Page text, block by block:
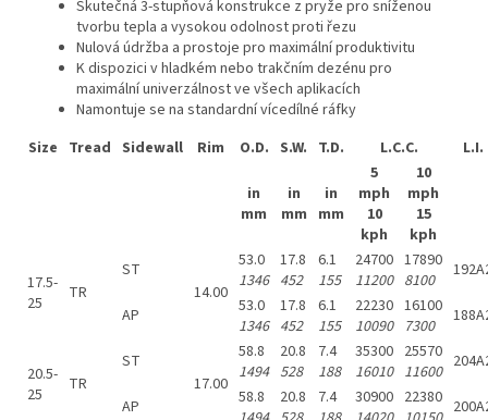
Skutečná 3-stupňová konstrukce z pryže pro sníženou
tvorbu tepla a vysokou odolnost proti řezu
Nulová údržba a prostoje pro maximální produktivitu
K dispozici v hladkém nebo trakčním dezénu pro
maximální univerzálnost ve všech aplikacích
Namontuje se na standardní vícedílné ráfky
Size Tread Sidewall Rim O.D. S.W. T.D. L.C.C. L.I.
in
mm
in
mm
in
mm
5
mph
10
kph
10
mph
15
kph
17.5-
25
TR
ST
14.00
53.0
1346
17.8
452
6.1
155
24700
11200
17890
8100
AP
53.0
1346
17.8
452
6.1
155
22230
10090
16100
7300
20.5-
25
TR
ST
17.00
58.8
1494
20.8
528
7.4
188
35300
16010
25570
11600
AP
58.8
20.8
7.4
30900 22380